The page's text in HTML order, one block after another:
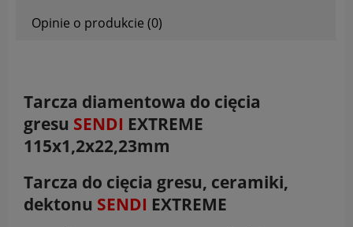
Opinie o produkcie (0)
Tarcza diamentowa do cięcia
gresu SENDI EXTREME
115x1,2x22,23mm
Tarcza do cięcia gresu, ceramiki,
dektonu SENDI EXTREME